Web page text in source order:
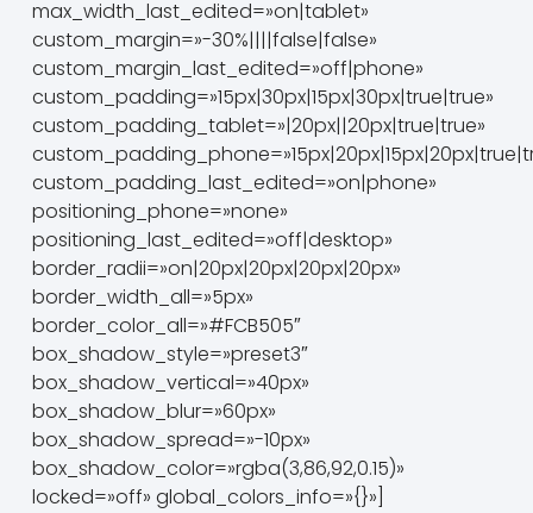
max_width_last_edited=»on|tablet»
custom_margin=»-30%||||false|false»
custom_margin_last_edited=»off|phone»
custom_padding=»15px|30px|15px|30px|true|true»
custom_padding_tablet=»|20px||20px|true|true»
custom_padding_last_edited=»on|phone»
positioning_phone=»none»
positioning_last_edited=»off|desktop»
border_radii=»on|20px|20px|20px|20px»
border_width_all=»5px»
border_color_all=»#FCB505″
box_shadow_style=»preset3″
box_shadow_vertical=»40px»
box_shadow_blur=»60px»
box_shadow_spread=»-10px»
box_shadow_color=»rgba(3,86,92,0.15)»
locked=»off» global_colors_info=»{}»]